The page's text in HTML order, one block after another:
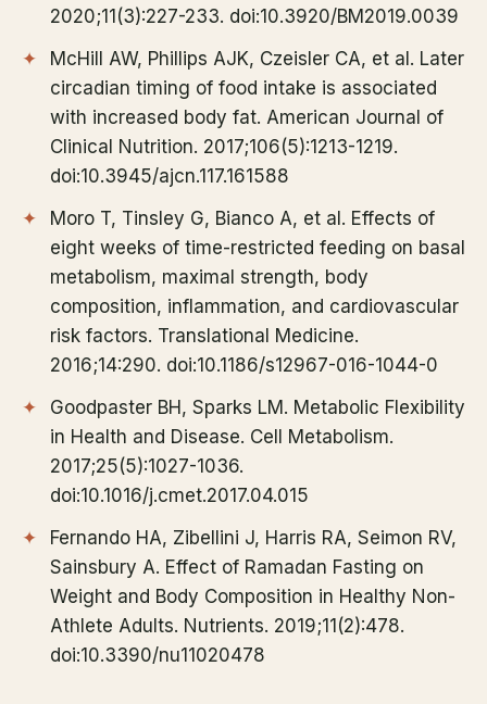
2020;11(3):227-233. doi:10.3920/BM2019.0039
McHill AW, Phillips AJK, Czeisler CA, et al. Later
circadian timing of food intake is associated
with increased body fat. American Journal of
Clinical Nutrition. 2017;106(5):1213-1219.
doi:10.3945/ajcn.117.161588
Moro T, Tinsley G, Bianco A, et al. Effects of
eight weeks of time-restricted feeding on basal
metabolism, maximal strength, body
composition, inflammation, and cardiovascular
risk factors. Translational Medicine.
2016;14:290. doi:10.1186/s12967-016-1044-0
Goodpaster BH, Sparks LM. Metabolic Flexibility
in Health and Disease. Cell Metabolism.
2017;25(5):1027-1036.
doi:10.1016/j.cmet.2017.04.015
Fernando HA, Zibellini J, Harris RA, Seimon RV,
Sainsbury A. Effect of Ramadan Fasting on
Weight and Body Composition in Healthy Non-
Athlete Adults. Nutrients. 2019;11(2):478.
doi:10.3390/nu11020478